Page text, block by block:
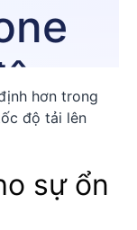
hơn trong
độ tải lên
sự ổn